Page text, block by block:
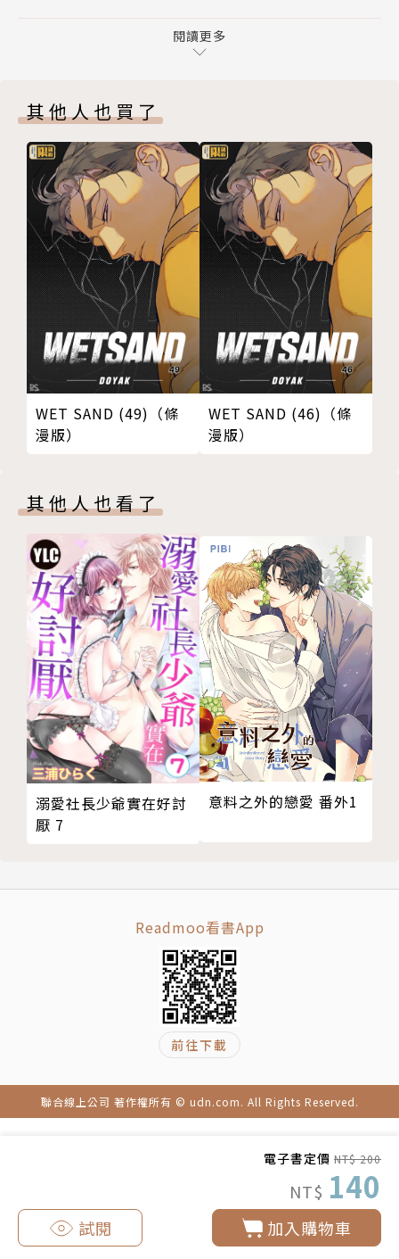
電子書定價 NT$ 200
NT$ 140
加入購物車
試閱
閱讀更多
其他人也買了
WET SAND (49)（條
漫版）
WET SAND (46)（條
漫版）
其他人也看了
溺愛社長少爺實在好討
厭 7
意料之外的戀愛 番外1
Readmoo看書App
前往下載
聯合線上公司 著作權所有 © udn.com. All Rights Reserved.